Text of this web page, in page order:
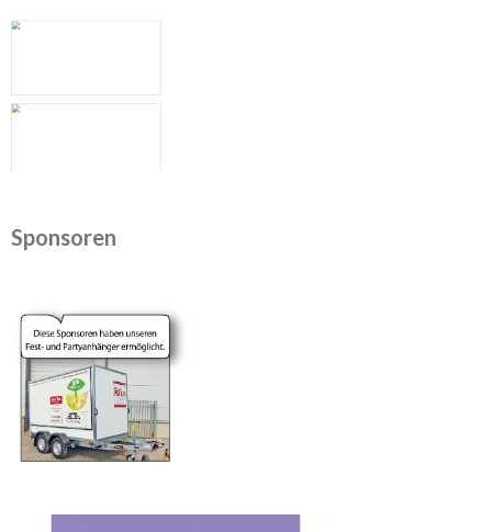
Sponsoren